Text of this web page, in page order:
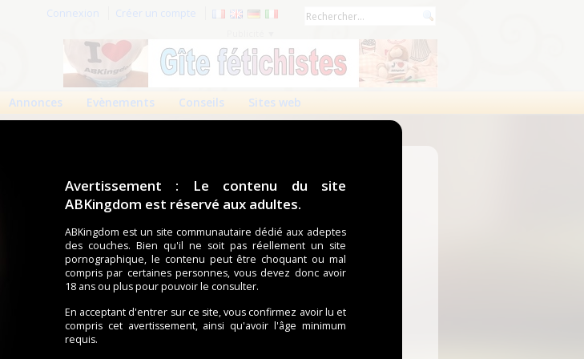
Avertissement : Le contenu du site
ABKingdom est réservé aux adultes.
ABKingdom est un site communautaire dédié aux adeptes
des couches. Bien qu'il ne soit pas réellement un site
pornographique, le contenu peut être choquant ou mal
compris par certaines personnes, vous devez donc avoir
18 ans ou plus pour pouvoir le consulter.
En acceptant d'entrer sur ce site, vous confirmez avoir lu et
compris cet avertissement, ainsi qu'avoir l'âge minimum
requis.
Connexion Créer un compte
Annonces Evènements Conseils Sites web